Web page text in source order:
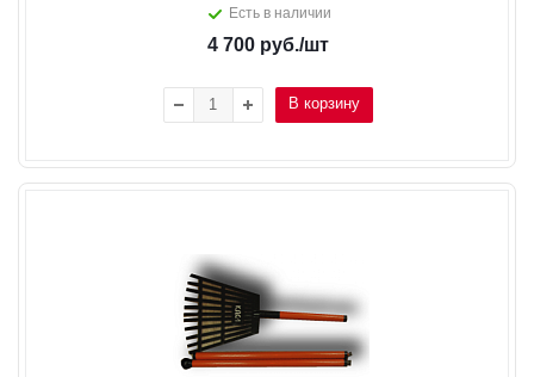
Есть в наличии
4 700руб./шт
В корзину